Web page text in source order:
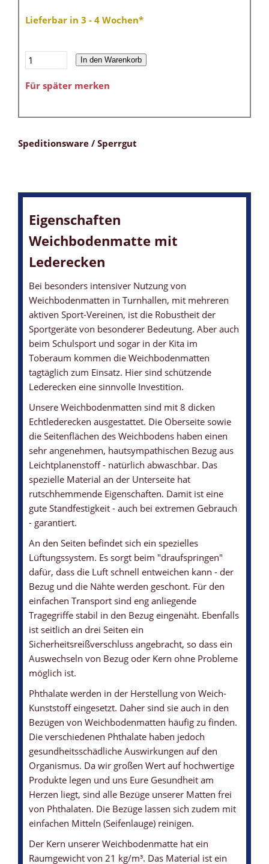
Lieferbar in 3 - 4 Wochen*
In den Warenkorb
Für später merken
Speditionsware / Sperrgut
WEICHBODENMATTE MIT LEDERECKEN
... zum zusätzlichen Schutz
WEICHBODENMATTE MIT ANTIRUTSCHBODEN
... garantiert eine gute Standfestigkeit
WEICHBODENMATTE MIT ECHTLEDER-ECKEN
... leistet ihre Dienste über viele Jahre
WEICHBODENMATTE MIT TRAGEGRIFFE
... und Lüftungssystem
WEICHBODENMATTEN-KERN
... aus Polyurethan / Schaumstoff
Eigenschaften
Weichbodenmatte mit
Lederecken
Bei besonders intensiver Nutzung von
Weichbodenmatten in Turnhallen, mit mehreren
aktiven Sport-Vereinen, ist die Robustheit der
Sportgeräte von besonderer Bedeutung. Aber auch
beim Schulsport und sogar in der Kita im
Toberaum kommen die Weichbodenmatten
tagtäglich zum Einsatz. Hier sind schützende
Lederecken eine sinnvolle Investition.
Unsere Weichbodenmatten sind mit 8 dicken
Echtlederecken ausgestattet. Die Oberseite sowie
die Seitenflächen des Weichbodens haben einen
sehr angenehmen, hautsympathischen Bezug aus
Leichtplanenstoff - natürlich abwaschbar. Das
spezielle Material an der Unterseite hat
rutschhemmende Eigenschaften. Damit ist eine
gute Standfestigkeit - auch bei extremen Gebrauch
- garantiert.
An den Seiten befindet sich ein spezielles
Lüftungssystem. Es sorgt beim "draufspringen"
dafür, dass die Luft schnell entweichen kann - der
Bezug und die Nähte werden geschont. Für den
einfachen Transport sind eng anliegende
Tragegriffe stabil in den Bezug eingenäht. Ebenfalls
ist seitlich an drei Seiten ein
Sicherheitsreißverschluss angebracht, so dass ein
Auswechseln von Bezug oder Kern ohne Probleme
möglich ist.
Phthalate werden in der Herstellung von Weich-
Kunststoff eingesetzt. Daher sind sie auch in den
Bezügen von Weichbodenmatten häufig zu finden.
Die verschiedenen Phthalate haben jedoch
gesundheitsschädliche Auswirkungen auf den
Organismus. Da wir großen Wert auf hochwertige
Produkte legen und uns Eure Gesundheit am
Herzen liegt, sind alle Bezüge unserer Matten frei
von Phthalaten. Die Bezüge lassen sich zudem mit
einfachen Mitteln (Seifenlauge) reinigen.
Der Kern unserer Weichbodenmatte hat ein
Raumgewicht von 21 kg/m³. Das Material ist ein